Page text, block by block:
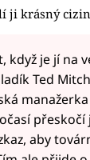
ji krásný
když je jí na
Ted
přeskočí
aby